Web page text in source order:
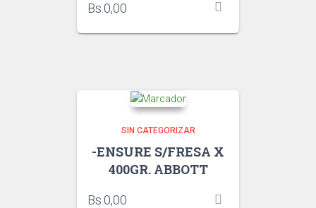
Bs. 0,00
SIN CATEGORIZAR
-ENSURE S/FRESA X
400GR. ABBOTT
Bs. 0,00